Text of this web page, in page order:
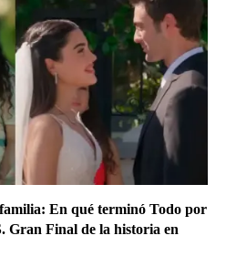
En qué terminó Todo por
Gran Final de la historia en